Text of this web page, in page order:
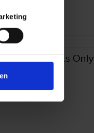
Resort - Adults Only